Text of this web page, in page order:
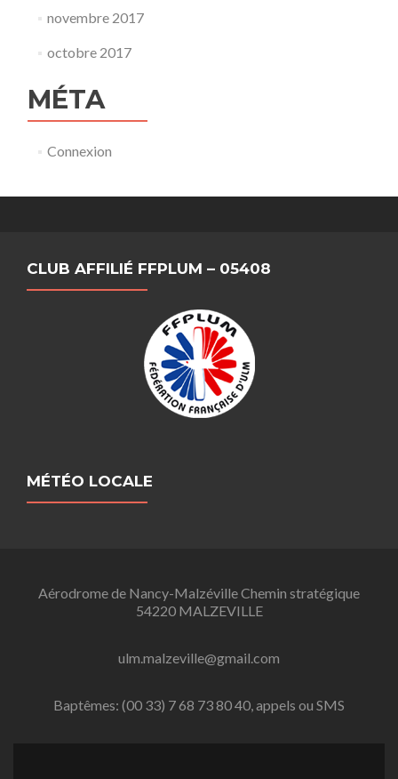
novembre 2017
octobre 2017
MÉTA
Connexion
CLUB AFFILIÉ FFPLUM – 05408
MÉTÉO LOCALE
Aérodrome de Nancy-Malzéville Chemin stratégique
54220 MALZEVILLE
ulm.malzeville@gmail.com
Baptêmes: (00 33) 7 68 73 80 40, appels ou SMS